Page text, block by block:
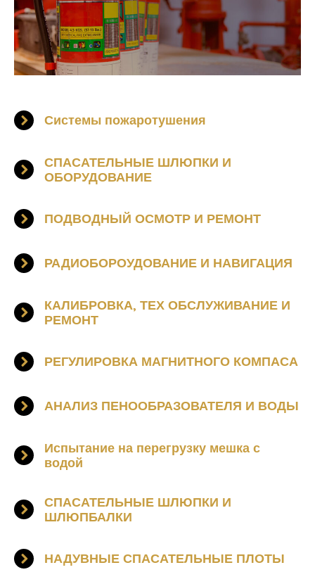
Системы пожаротушения
СПАСАТЕЛЬНЫЕ ШЛЮПКИ И
ОБОРУДОВАНИЕ
ПОДВОДНЫЙ ОСМОТР И РЕМОНТ
РАДИОБОРОУДОВАНИЕ И НАВИГАЦИЯ
КАЛИБРОВКА, ТЕХ ОБСЛУЖИВАНИЕ И
РЕМОНТ
РЕГУЛИРОВКА МАГНИТНОГО КОМПАСА
АНАЛИЗ ПЕНООБРАЗОВАТЕЛЯ И ВОДЫ
Испытание на перегрузку мешка с
водой
СПАСАТЕЛЬНЫЕ ШЛЮПКИ И
ШЛЮПБАЛКИ
НАДУВНЫЕ СПАСАТЕЛЬНЫЕ ПЛОТЫ